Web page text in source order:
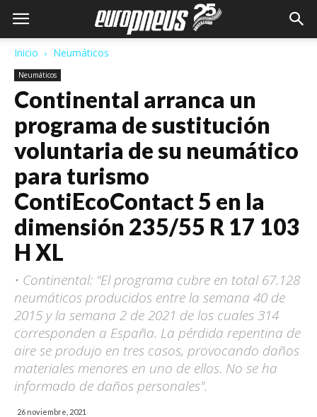
Inicio Neumáticos
Neumáticos
Continental arranca un
programa de sustitución
voluntaria de su neumático
para turismo
ContiEcoContact 5 en la
dimensión 235/55 R 17 103
H XL
• Continental: "El programa cubre en total 67.128
neumáticos producidos entre la semana 40 de
2015 y la semana 2 de 2021 de los cuales 314
corresponden a España. La pérdida repentina de
aire se produjo en tres casos, provocando daños
materiales menores en uno de ellos. No se ha
informado de daños personales".
26 noviembre, 2021